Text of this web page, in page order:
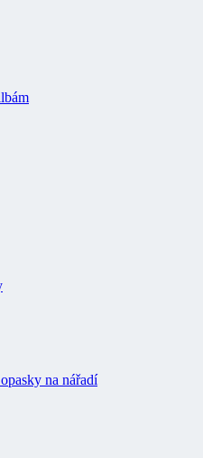
na nářadí